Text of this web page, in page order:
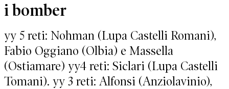
i bomber
yy 5 reti: Nohman (Lupa Castelli Romani),
Fabio Oggiano (Olbia) e Massella
(Ostiamare) yy4 reti: Siclari (Lupa Castelli
Tomani). yy 3 reti: Alfonsi (Anziolavinio),